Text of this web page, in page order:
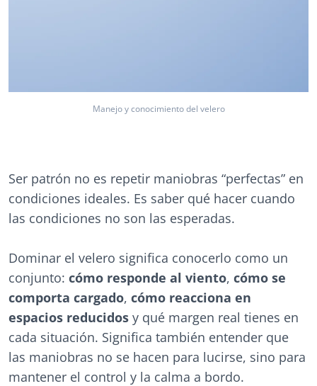
Manejo y conocimiento del velero
Ser patrón no es repetir maniobras “perfectas” en
condiciones ideales. Es saber qué hacer cuando
las condiciones no son las esperadas.
Dominar el velero significa conocerlo como un
conjunto: cómo responde al viento, cómo se
comporta cargado, cómo reacciona en
espacios reducidos y qué margen real tienes en
cada situación. Significa también entender que
las maniobras no se hacen para lucirse, sino para
mantener el control y la calma a bordo.